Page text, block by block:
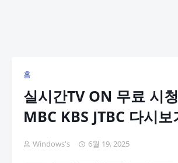
홈
실시간TV ON 무료 시
MBC KBS JTBC 다시보
Windows's 6월 19, 2025